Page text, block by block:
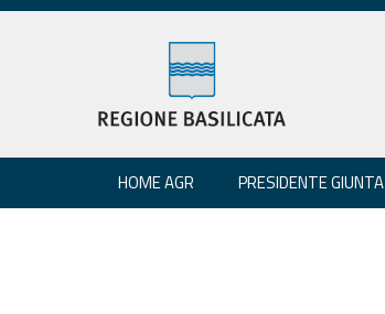
HOME AGR PRESIDENTE GIUNTA